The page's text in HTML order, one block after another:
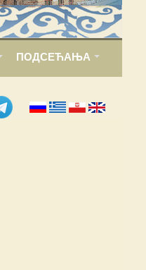
ПОДСЕЋАЊА